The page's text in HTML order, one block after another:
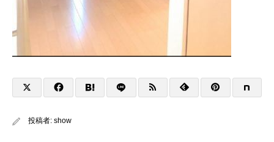
投稿者: show